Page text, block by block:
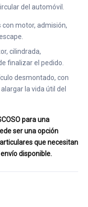
del automóvil.
con motor, admisión,
cilindrada,
finalizar el pedido.
desmontado, con
la vida útil del
para una
ser una opción
que necesitan
disponible.